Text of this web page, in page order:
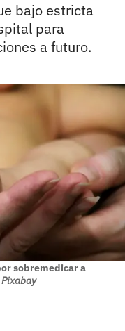
bajo estricta
para
a futuro.
sobremedicar a